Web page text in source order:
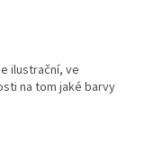
ilustrační, ve
na tom jaké barvy